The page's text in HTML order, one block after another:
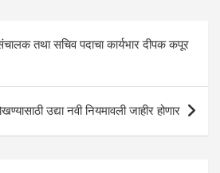
n तथा सचिव पदाचा कार्यभार दीपक कपूर
उद्या नवी नियमावली जाहीर होणार